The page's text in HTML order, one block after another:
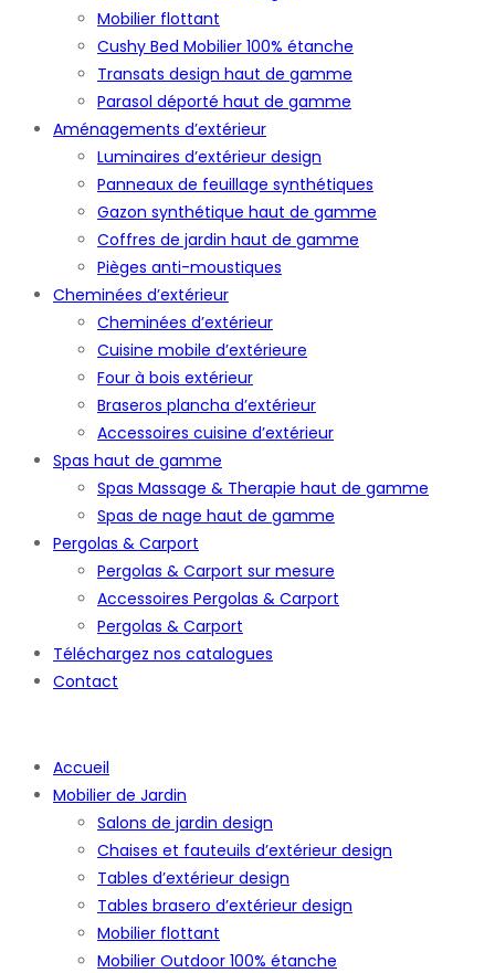
Mobilier flottant
Cushy Bed Mobilier 100% étanche
Transats design haut de gamme
Parasol déporté haut de gamme
Aménagements d’extérieur
Luminaires d’extérieur design
Panneaux de feuillage synthétiques
Gazon synthétique haut de gamme
Coffres de jardin haut de gamme
Pièges anti-moustiques
Cheminées d’extérieur
Cheminées d’extérieur
Cuisine mobile d’extérieure
Four à bois extérieur
Braseros plancha d’extérieur
Accessoires cuisine d’extérieur
Spas haut de gamme
Spas Massage & Therapie haut de gamme
Spas de nage haut de gamme
Pergolas & Carport
Pergolas & Carport sur mesure
Accessoires Pergolas & Carport
Pergolas & Carport
Téléchargez nos catalogues
Contact
Accueil
Mobilier de Jardin
Salons de jardin design
Chaises et fauteuils d’extérieur design
Tables d’extérieur design
Tables brasero d’extérieur design
Mobilier flottant
Mobilier Outdoor 100% étanche